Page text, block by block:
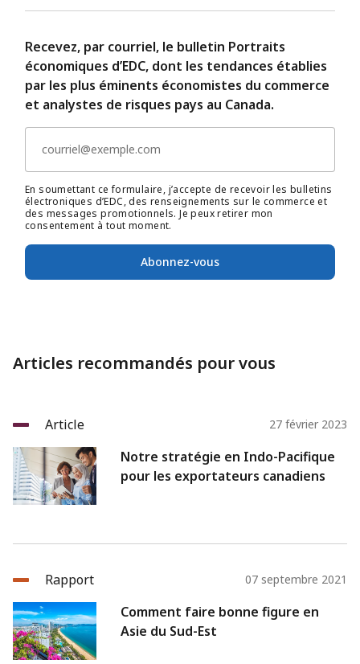
Recevez, par courriel, le bulletin Portraits
économiques d’EDC, dont les tendances établies
par les plus éminents économistes du commerce
et analystes de risques pays au Canada.
En soumettant ce formulaire, j’accepte de recevoir les bulletins
électroniques d’EDC, des renseignements sur le commerce et
des messages promotionnels. Je peux retirer mon
consentement à tout moment.
Abonnez-vous
Articles recommandés pour vous
Article 27 février 2023
Notre stratégie en Indo-Pacifique
pour les exportateurs canadiens
Rapport 07 septembre 2021
Comment faire bonne figure en
Asie du Sud-Est